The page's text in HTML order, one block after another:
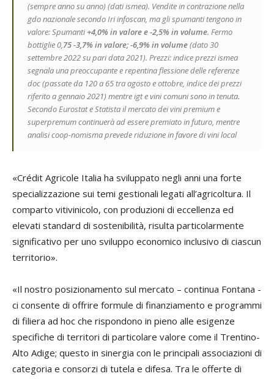
(sempre anno su anno) (dati ismea). Vendite in contrazione nella
gdo nazionale secondo Iri infoscan, ma gli spumanti tengono in
valore: Spumanti+4,0% in valore e -2,5% in volume. Fermo
bottiglie 0,75 -3,7% in valore; -6,9% in volume(dato 30
settembre 2022 su pari data 2021). Prezzi: indice prezzi ismea
segnala una preoccupante e repentina flessione delle referenze
doc (passate da 120 a 65 tra agosto e ottobre, indice dei prezzi
riferito a gennaio 2021) mentre igt e vini comuni sono in tenuta.
Secondo Eurostat e Statista il mercato dei vini premium e
superpremum continuerà ad essere premiato in futuro, mentre
analisi coop-nomisma prevede riduzione in favore di vini local
«Crédit Agricole Italia ha sviluppato negli anni una forte
specializzazione sui temi gestionali legati all’agricoltura. Il
comparto vitivinicolo, con produzioni di eccellenza ed
elevati standard di sostenibilità, risulta particolarmente
significativo per uno sviluppo economico inclusivo di ciascun
territorio».
«Il nostro posizionamento sul mercato – continua Fontana -
ci consente di offrire formule di finanziamento e programmi
di filiera ad hoc che rispondono in pieno alle esigenze
specifiche di territori di particolare valore come il Trentino-
Alto Adige; questo in sinergia con le principali associazioni di
categoria e consorzi di tutela e difesa. Tra le offerte di